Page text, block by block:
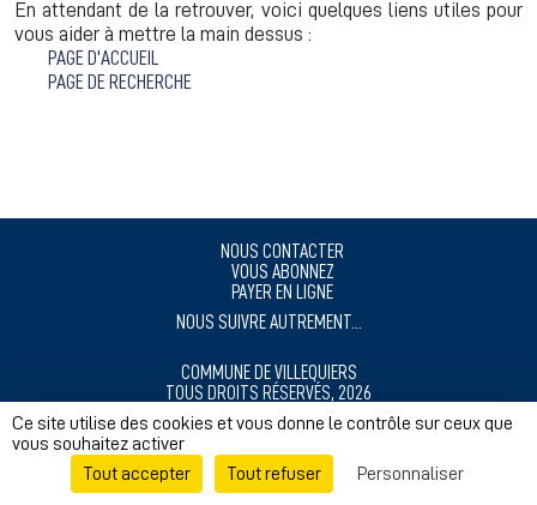
En attendant de la retrouver, voici quelques liens utiles pour
vous aider à mettre la main dessus :
PAGE D'ACCUEIL
PAGE DE RECHERCHE
NOUS CONTACTER
VOUS ABONNEZ
PAYER EN LIGNE
NOUS SUIVRE AUTREMENT...
COMMUNE DE VILLEQUIERS
TOUS DROITS RÉSERVÉS, 2026
MENTIONS LÉGALES
RÉALISÉ AVEC ❤️ POUR NOS CITOYENS
Ce site utilise des cookies et vous donne le contrôle sur ceux que
vous souhaitez activer
Tout accepter
Tout refuser Personnaliser